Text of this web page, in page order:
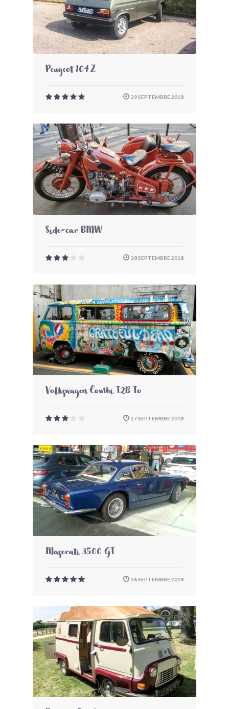
Peugeot 104 Z
29 SEPTEMBRE 2018
Side-car BMW
28 SEPTEMBRE 2018
Volkswagen Combi T2B To
27 SEPTEMBRE 2018
Maserati 3500 GT
26 SEPTEMBRE 2018